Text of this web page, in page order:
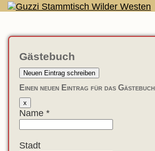
Gästebuch
Einen neuen Eintrag für das
x
Formular
ausblenden
Name *
Stadt